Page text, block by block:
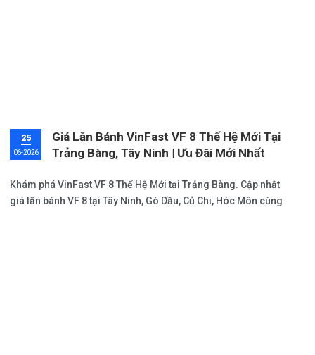
25
06-2026
Giá Lăn Bánh VinFast VF 8 Thế Hệ Mới Tại
Trảng Bàng, Tây Ninh | Ưu Đãi Mới Nhất
Khám phá VinFast VF 8 Thế Hệ Mới tại Trảng Bàng. Cập nhật
giá lăn bánh VF 8 tại Tây Ninh, Gò Dầu, Củ Chi, Hóc Môn cùng